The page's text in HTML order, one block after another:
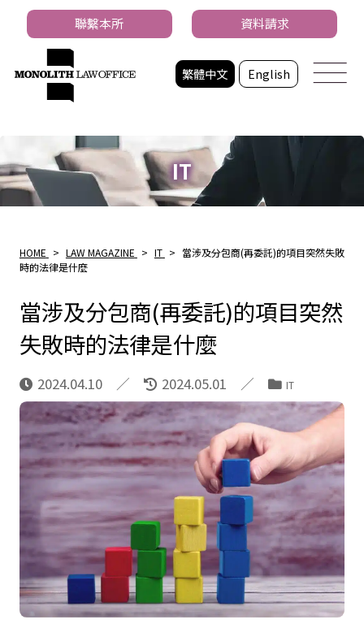
繁體中文 English
聯繫本所 資料請求
IT
HOME > LAW MAGAZINE > IT > 當涉及分包商(再委託)的項目突然失敗
時的法律是什麼
當涉及分包商(再委託)的項目突然
失敗時的法律是什麼
2024.04.10 2024.05.01 IT